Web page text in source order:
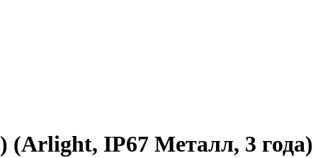
(Arlight, IP67 Металл, 3 года)